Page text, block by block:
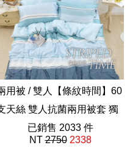
用被 / 雙人【條紋時間】60
天絲 雙人抗菌兩用被套 獨
家設計 FORME
202508新品
已銷售 2033 件
NT2750 2338